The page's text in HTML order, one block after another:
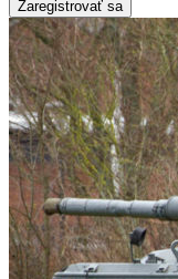
Zaregistrovať sa